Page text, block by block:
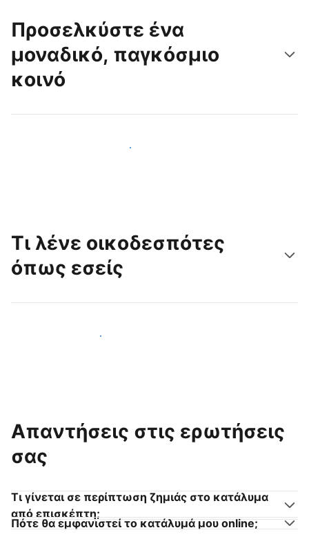
Προσελκύστε ένα
μοναδικό, παγκόσμιο
κοινό
Προσελκύστε νέους επισκέπτες σήμερα
Τι λένε οικοδεσπότες
όπως εσείς
Γίνετε κι εσείς οικοδεσπότης
Απαντήσεις στις ερωτήσεις
σας
Τι γίνεται σε περίπτωση ζημιάς στο κατάλυμα
από επισκέπτη;
Πότε θα εμφανιστεί το κατάλυμά μου online;